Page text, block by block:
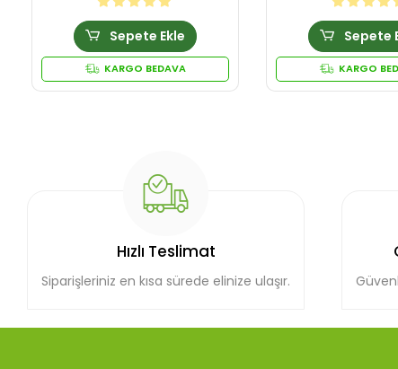
Sepete Ekle
KARGO BEDAVA
Sepete
KARGO
Hızlı Teslimat
Siparişleriniz en kısa sürede elinize ulaşır.